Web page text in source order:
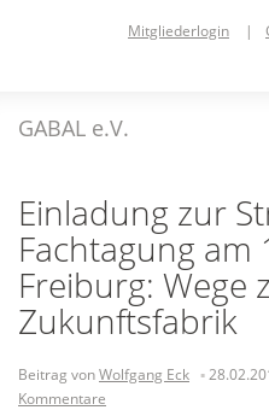
Mitgliederlogin |
GABAL e.V.
Einladung zur
Fachtagung am
Freiburg: Wege
Zukunftsfabrik
Beitrag vonWolfgang Eck
Kommentare